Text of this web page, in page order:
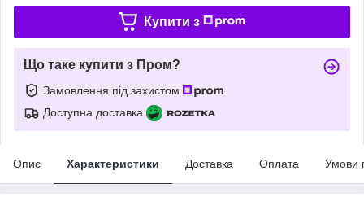
Купити з
Що таке купити з Пром?
Замовлення під захистом
Доступна доставка
Опис Характеристики Доставка Оплата Умови